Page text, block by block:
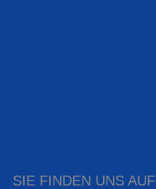
SIE FINDEN UNS AUF